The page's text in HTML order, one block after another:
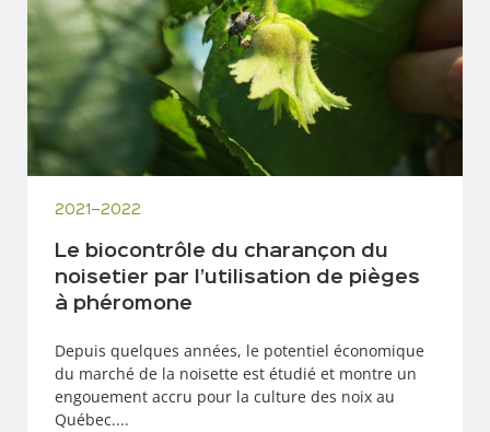
2021–2022
Le biocontrôle du charançon du
noisetier par l’utilisation de pièges
à phéromone
Depuis quelques années, le potentiel économique
du marché de la noisette est étudié et montre un
engouement accru pour la culture des noix au
Québec....